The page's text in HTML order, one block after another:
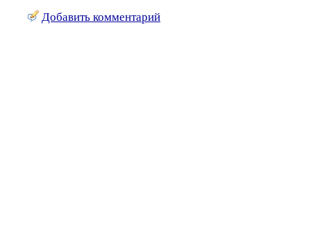
Добавить комментарий